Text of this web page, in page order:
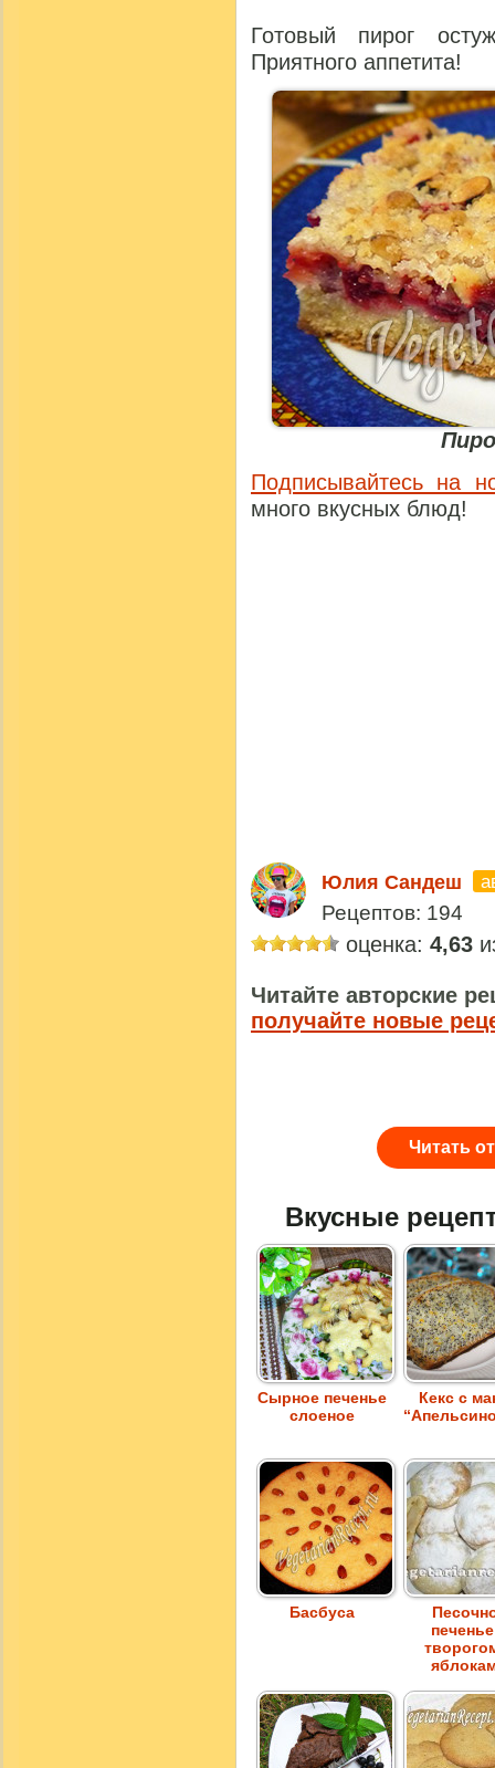
Готовый пирог
Приятного аппетита!
Подписывайтесь на
много вкусных блюд!
Юлия Сандеш
Рецептов: 194
оценка: 4,63
Читайте авторские
получайте новые
Читать
Вкусные
Сырное печенье
слоеное
Кекс с
Басбуса